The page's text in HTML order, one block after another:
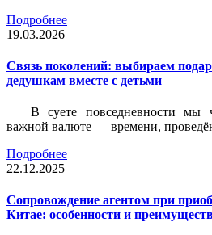
Подробнее
19.03.2026
Связь поколений: выбираем
дедушкам вместе с детьми
В суете повседневности мы
важной валюте — времени,
Подробнее
22.12.2025
Сопровождение агентом при
Китае: особенности и